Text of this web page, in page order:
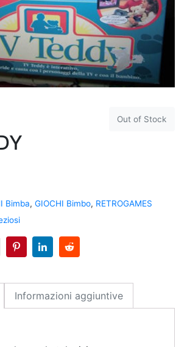
Out of Stock
Bimba, GIOCHI Bimbo, RETROGAMES
Informazioni aggiuntive